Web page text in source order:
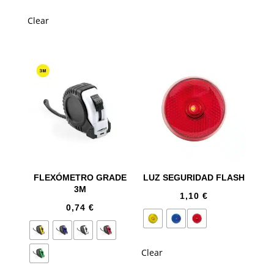
Clear
FLEXÓMETRO GRADE
3M
0,74 €
LUZ SEGURIDAD FLASH
1,10€
Clear